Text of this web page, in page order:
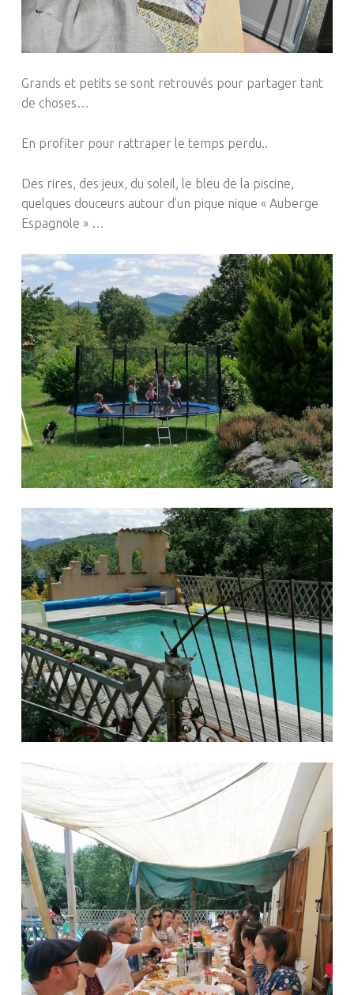
Grands et petits se sont retrouvés pour partager tant
de choses…
En profiter pour rattraper le temps perdu..
Des rires, des jeux, du soleil, le bleu de la piscine,
quelques douceurs autour d’un pique nique « Auberge
Espagnole » …